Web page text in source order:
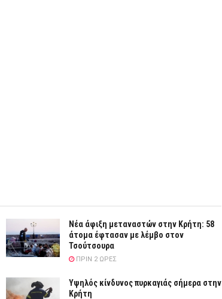
Νέα άφιξη μεταναστών στην Κρήτη: 58
άτομα έφτασαν με λέμβο στον
Τσούτσουρα
ΠΡΙΝ 2 ΏΡΕΣ
Υψηλός κίνδυνος πυρκαγιάς σήμερα στην
Κρήτη